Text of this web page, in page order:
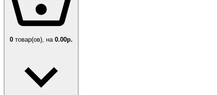
0 товар(ов), на 0.00р.